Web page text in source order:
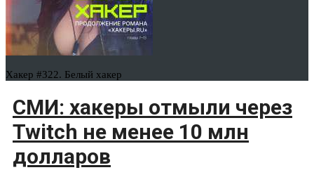
Хакер #322. Белый хакер
СМИ: хакеры отмыли через
Twitch не менее 10 млн
долларов